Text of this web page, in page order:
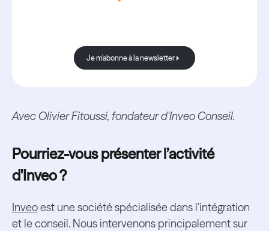
Je m'abonne à la newsletter
Je m'abonne à la newsletter
Avec Olivier Fitoussi, fondateur d'Inveo Conseil.
Pourriez-vous présenter l’activité
d'Inveo ?
Inveoest une société spécialisée dans l'intégration
et le conseil. Nous intervenons principalement sur